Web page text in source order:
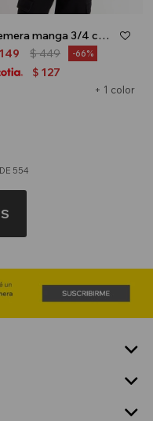
Remera manga 3/4 cuello bote - Bordo
+ 1 color
149 $449 66
$ 127
DE 554